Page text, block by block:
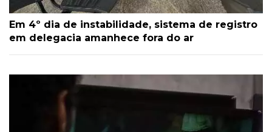
Em 4º dia de instabilidade, sistema de registro
em delegacia amanhece fora do ar